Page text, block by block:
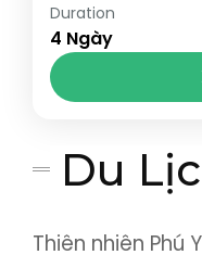
Tham quan Bà
cảnh của Đà
Trung, hòn
Quảng Nam ,
Duration
4 Ngày
Du
Thiên nhiên Phú